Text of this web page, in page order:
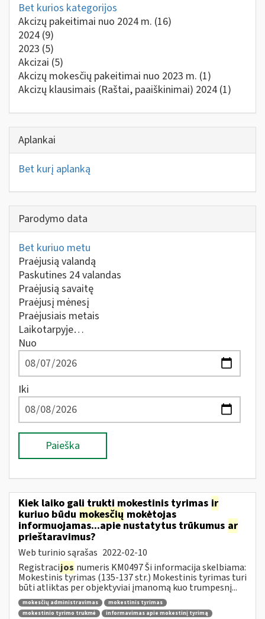
Bet kurios kategorijos
Akcizų pakeitimai nuo 2024 m. (16)
2024 (9)
2023 (5)
Akcizai (5)
Akcizų mokesčių pakeitimai nuo 2023 m. (1)
Akcizų klausimais (Raštai, paaiškinimai) 2024 (1)
Aplankai
Bet kurį aplanką
Parodymo data
Bet kuriuo metu
Praėjusią valandą
Paskutines 24 valandas
Praėjusią savaitę
Praėjusį mėnesį
Praėjusiais metais
Laikotarpyje…
Nuo
Iki
Paieška
Kiek laiko gali trukti mokestinis tyrimas ir
kuriuo būdu mokesčių mokėtojas
informuojamas...apie nustatytus trūkumus ar
prieštaravimus?
Web turinio sąrašas 2022-02-10
Registracijos numeris KM0497 Ši informacija skelbiama:
Mokestinis tyrimas (135-137 str.) Mokestinis tyrimas turi
būti atliktas per objektyviai įmanomą kuo trumpesnį...
mokesčių administravimas
mokestinis tyrimas
mokestinio tyrimo trukmė
informavimas apie mokestinį tyrimą